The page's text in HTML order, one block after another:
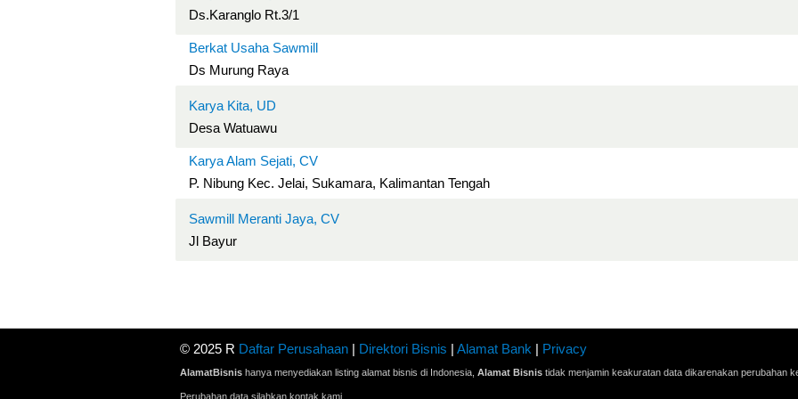
Ds.Karanglo Rt.3/1
Berkat Usaha Sawmill
Ds Murung Raya
Karya Kita, UD
Desa Watuawu
Karya Alam Sejati, CV
P. Nibung Kec. Jelai, Sukamara, Kalimantan Tengah
Sawmill Meranti Jaya, CV
Jl Bayur
© 2025 R Daftar Perusahaan | Direktori Bisnis | Alamat Bank | Privacy
AlamatBisnis hanya menyediakan listing alamat bisnis di Indonesia, Alamat Bisnis tidak menjamin keakuratan data dikarenakan perubahan
Perubahan data silahkan kontak kami.